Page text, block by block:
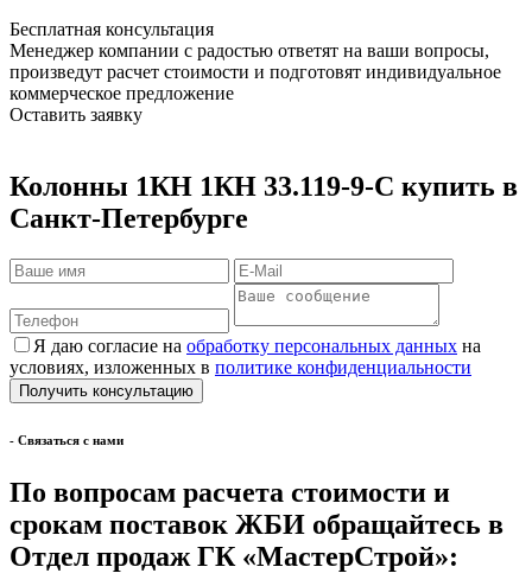
Бесплатная консультация
Менеджер компании с радостью ответят на ваши вопросы,
произведут расчет стоимости и подготовят индивидуальное
коммерческое предложение
Оставить заявку
Колонны 1КН 1КН 33.119-9-С купить в
Санкт-Петербурге
Я даю согласие на обработку персональных данных на
условиях, изложенных в политике конфиденциальности
- Cвязаться с нами
По вопросам расчета стоимости и
срокам поставок ЖБИ обращайтесь в
Отдел продаж ГК «МастерСтрой»: